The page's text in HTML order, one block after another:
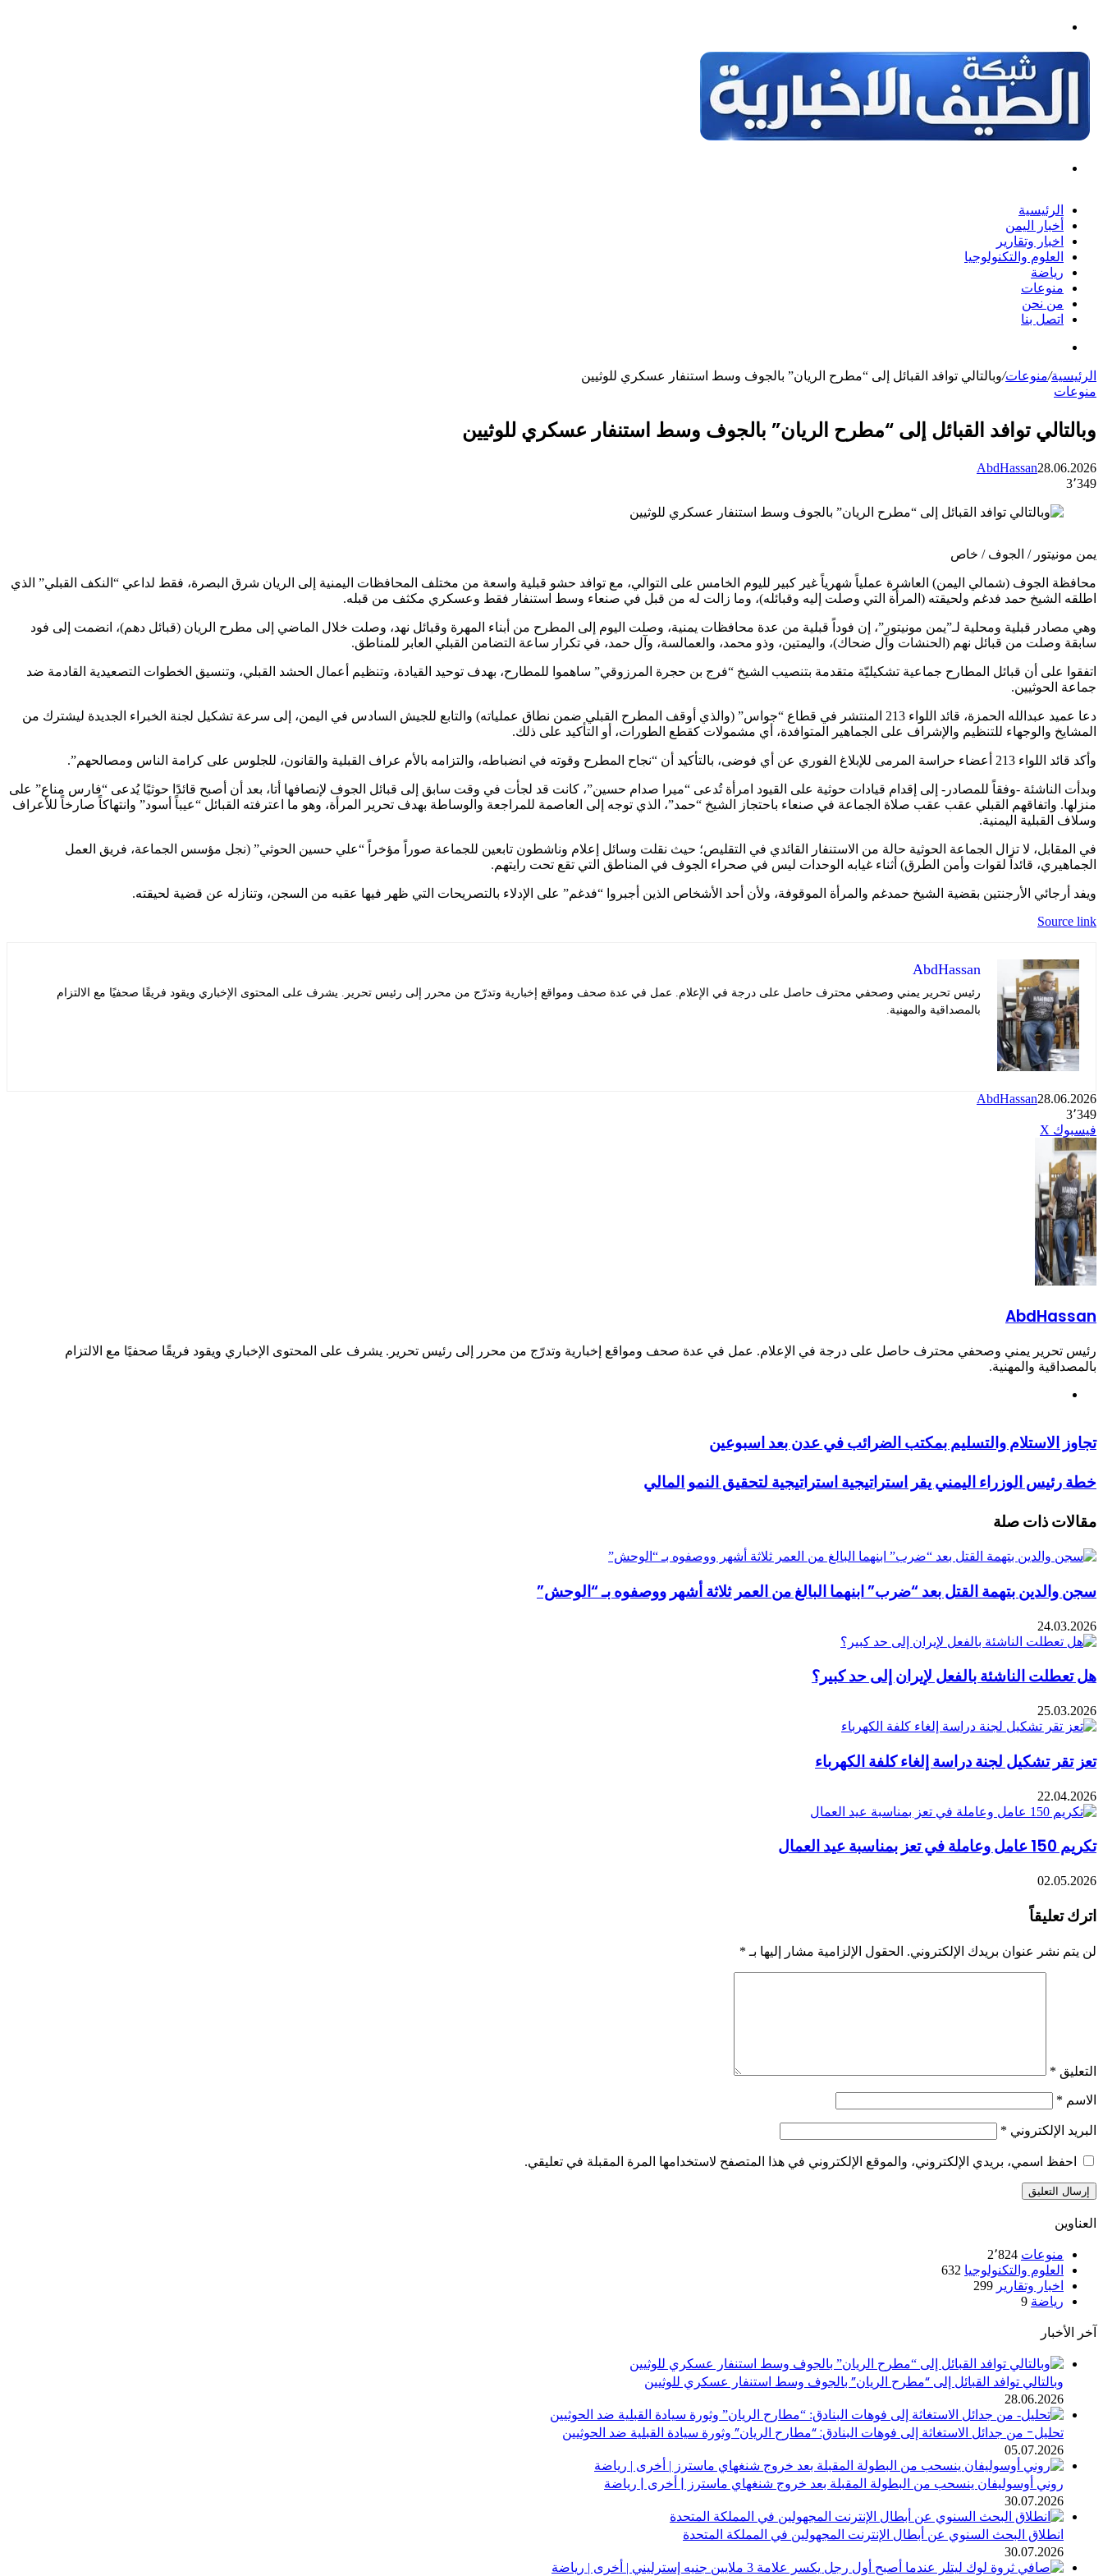
الرئيسية
أخبار اليمن
اخبار وتقارير
العلوم والتكنولوجيا
رياضة
منوعات
من نحن
اتصل بنا
الرئيسية/منوعات/وبالتالي توافد القبائل إلى “مطرح الريان” بالجوف وسط استنفار عسكري للوثيين
منوعات
وبالتالي توافد القبائل إلى “مطرح الريان” بالجوف وسط استنفار عسكري للوثيين
AbdHassan28.06.2026
3٬349
يمن مونيتور / الجوف / خاص
محافظة الجوف (شمالي اليمن) العاشرة عملياً شهرياً غير كبير لليوم الخامس على التوالي، مع توافد حشو قبلية واسعة من مختلف المحافظات اليمنية إلى الريان شرق البصرة، فقط لداعي “النكف القبلي” الذي
اطلقه الشيخ حمد فدغم ولحيقته (المرأة التي وصلت إليه وقبائله)، وما زالت له من قبل في صنعاء وسط استنفار فقط وعسكري مكثف من قبله.
وهي مصادر قبلية ومحلية لـ”يمن مونيتور”، إن فوداً قبلية من عدة محافظات يمنية، وصلت اليوم إلى المطرح من أبناء المهرة وقبائل نهد، وصلت خلال الماضي إلى مطرح الريان (قبائل دهم)، انضمت إلى فود
سابقة وصلت من قبائل نهم (الحنشات وآل ضحاك)، واليمتين، وذو محمد، والعمالسة، وآل حمد، في تكرار ساعة التضامن القبلي العابر للمناطق.
اتفقوا على أن قبائل المطارح جماعية تشكيليّة متقدمة بتنصيب الشيخ “فرج بن حجرة المرزوقي” ساهموا للمطارح، بهدف توحيد القيادة، وتنظيم أعمال الحشد القبلي، وتنسيق الخطوات التصعيدية القادمة ضد
جماعة الحوثيين.
دعا عميد عبدالله الحمزة، قائد اللواء 213 المنتشر في قطاع “جواس” (والذي أوقف المطرح القبلي ضمن نطاق عملياته) والتابع للجيش السادس في اليمن، إلى سرعة تشكيل لجنة الخبراء الجديدة ليشترك من
المشايخ والوجهاء للتنظيم والإشراف على الجماهير المتوافدة، أي مشمولات كقطع الطورات، أو التأكيد على ذلك.
وأكد قائد اللواء 213 أعضاء حراسة المرمى للإبلاغ الفوري عن أي فوضى، بالتأكيد أن “نجاح المطرح وقوته في انضباطه، والتزامه بالأم عراف القبلية والقانون، للجلوس على كرامة الناس ومصالحهم”.
وبدأت الناشئة -وفقاً للمصادر- إلى إقدام قيادات حوثية على القيود امرأة تُدعى “ميرا صدام حسين”، كانت قد لجأت في وقت سابق إلى قبائل الجوف لإنصافها أتا، بعد أن أصبح قائدًا حوثيًا يُدعى “فارس مناع” على
منزلها. واتفاقهم القبلي عقب عقب صلاة الجماعة في صنعاء باحتجاز الشيخ “حمد”، الذي توجه إلى العاصمة للمراجعة والوساطة بهدف تحرير المرأة، وهو ما اعترفته القبائل “عيباً أسود” وانتهاكاً صارخاً للأعراف
وسلاف القبلية اليمنية.
في المقابل، لا تزال الجماعة الحوثية حالة من الاستنفار القائدي في التقليص؛ حيث نقلت وسائل إعلام وناشطون تابعين للجماعة صوراً مؤخراً “علي حسين الحوثي” (نجل مؤسس الجماعة، فريق العمل
الجماهيري، قائداً لقوات وأمن الطرق) أثناء غيابه الوحدات ليس في صحراء الجوف في المناطق التي تقع تحت رايتهم.
ويفد أرجائي الأرجنتين بقضية الشيخ حمدغم والمرأة الموقوفة، ولأن أحد الأشخاص الذين أجبروا “فدغم” على الإدلاء بالتصريحات التي ظهر فيها عقبه من السجن، وتنازله عن قضية لحيقته.
Source link
AbdHassan
رئيس تحرير يمني وصحفي محترف حاصل على درجة في الإعلام. عمل في عدة صحف ومواقع إخبارية وتدرّج من محرر إلى رئيس تحرير. يشرف على المحتوى الإخباري ويقود فريقًا صحفيًا مع الالتزام
بالمصداقية والمهنية.
AbdHassan28.06.2026
3٬349
فيسبوك X
AbdHassan
رئيس تحرير يمني وصحفي محترف حاصل على درجة في الإعلام. عمل في عدة صحف ومواقع إخبارية وتدرّج من محرر إلى رئيس تحرير. يشرف على المحتوى الإخباري ويقود فريقًا صحفيًا مع الالتزام
بالمصداقية والمهنية.
تجاوز الاستلام والتسليم بمكتب الضرائب في عدن بعد اسبوعين
خطة رئيس الوزراء اليمني يقر استراتيجية استراتيجية لتحقيق النمو المالي
مقالات ذات صلة
سجن والدين بتهمة القتل بعد “ضرب” ابنهما البالغ من العمر ثلاثة أشهر ووصفوه بـ “الوحش”
24.03.2026
هل تعطلت الناشئة بالفعل لإيران إلى حد كبير؟
25.03.2026
تعز تقر تشكيل لجنة دراسة إلغاء كلفة الكهرباء
22.04.2026
تكريم 150 عامل وعاملة في تعز بمناسبة عيد العمال
02.05.2026
اترك تعليقاً
لن يتم نشر عنوان بريدك الإلكتروني. الحقول الإلزامية مشار إليها بـ *
التعليق *
الاسم *
البريد الإلكتروني *
احفظ اسمي، بريدي الإلكتروني، والموقع الإلكتروني في هذا المتصفح لاستخدامها المرة المقبلة في تعليقي.
العناوين
منوعات 2٬824
العلوم والتكنولوجيا 632
اخبار وتقارير 299
رياضة 9
آخر الأخبار
وبالتالي توافد القبائل إلى “مطرح الريان” بالجوف وسط استنفار عسكري للوثيين
28.06.2026
تحليل- من جدائل الاستغاثة إلى فوهات البنادق: “مطارح الريان” وثورة سيادة القبلية ضد الحوثيين
05.07.2026
روني أوسوليفان ينسحب من البطولة المقبلة بعد خروج شنغهاي ماسترز | أخرى | رياضة
30.07.2026
انطلاق البحث السنوي عن أبطال الإنترنت المجهولين في المملكة المتحدة
30.07.2026